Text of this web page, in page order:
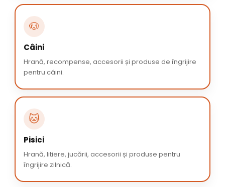
🐶
Câini
Hrană, recompense, accesorii și produse de îngrijire
pentru câini.
🐱
Pisici
Hrană, litiere, jucării, accesorii și produse pentru
îngrijire zilnică.